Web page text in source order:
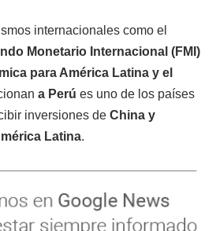
internacionales como el
Monetario Internacional (FMI)
para América Latina y el
a Perú es uno de los países
inversiones de China y
Latina.